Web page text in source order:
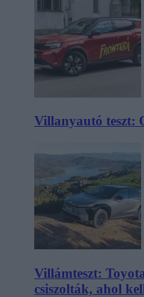
Villanyautó teszt:
Villámteszt:
csiszolták, ahol